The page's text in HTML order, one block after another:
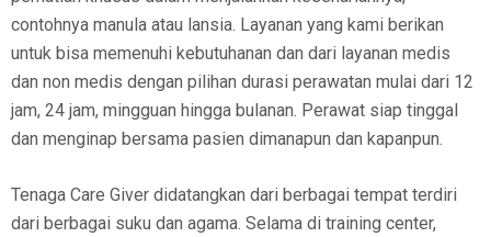
contohnya manula atau lansia. Layanan yang kami berikan
untuk bisa memenuhi kebutuhanan dan dari layanan medis
dan non medis dengan pilihan durasi perawatan mulai dari 12
jam, 24 jam, mingguan hingga bulanan. Perawat siap tinggal
dan menginap bersama pasien dimanapun dan kapanpun.
Tenaga Care Giver didatangkan dari berbagai tempat terdiri
dari berbagai suku dan agama. Selama di training center,